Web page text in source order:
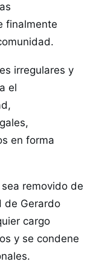
finalmente
irregulares y
el
en forma
removido de
de Gerardo
cargo
y se condene